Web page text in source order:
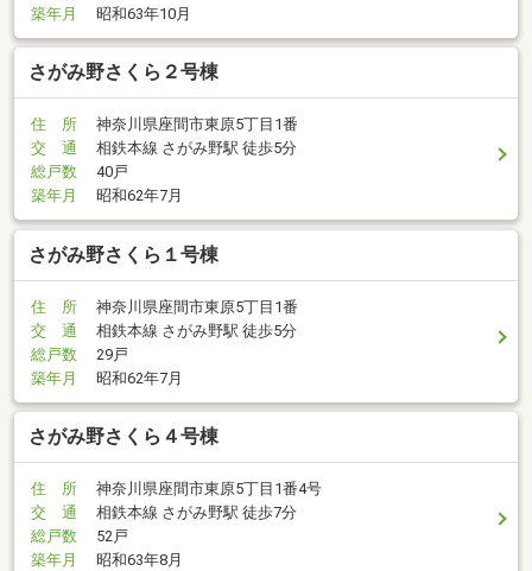
築年月
昭和63年10月
さがみ野さくら２号棟
住 所
神奈川県座間市東原5丁目1番
交 通
相鉄本線 さがみ野駅 徒歩5分
総戸数
40戸
築年月
昭和62年7月
さがみ野さくら１号棟
住 所
神奈川県座間市東原5丁目1番
交 通
相鉄本線 さがみ野駅 徒歩5分
総戸数
29戸
築年月
昭和62年7月
さがみ野さくら４号棟
住 所
神奈川県座間市東原5丁目1番4号
交 通
相鉄本線 さがみ野駅 徒歩7分
総戸数
52戸
築年月
昭和63年8月